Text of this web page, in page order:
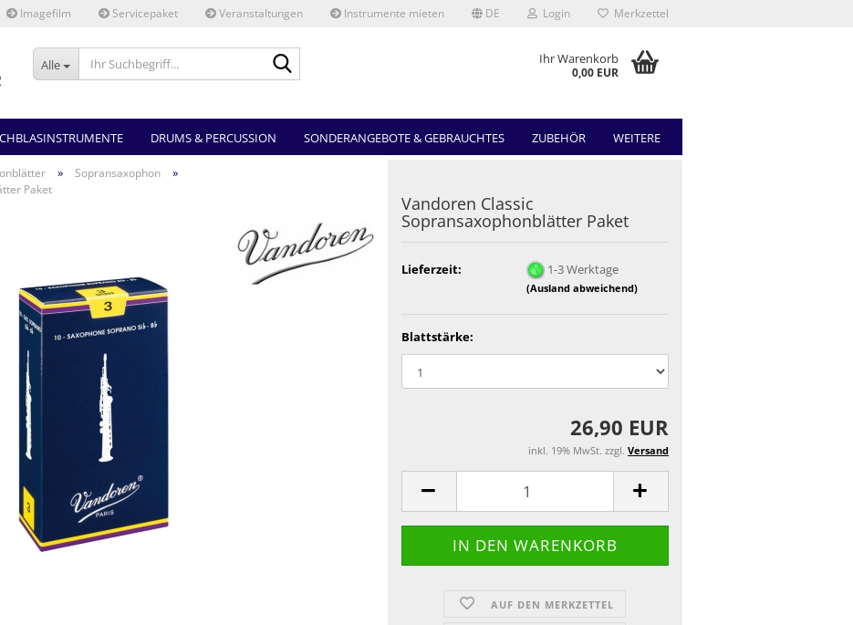
Imagefilm Servicepaket Veranstaltungen Instrumente mieten DE Login Merkzettel
Alle Ihr Warenkorb
0,00 EUR
DRUMS & PERCUSSION SONDERANGEBOTE & GEBRAUCHTES ZUBEHÖR WEITERE
» Sopransaxophon »
Paket
Vandoren Classic
Sopransaxophonblätter Paket
Lieferzeit: 1-3 Werktage
(Ausland abweichend)
Blattstärke:
26,90 EUR
inkl. 19% MwSt. zzgl. Versand
AUF DEN MERKZETTEL